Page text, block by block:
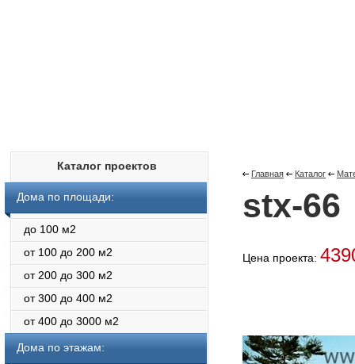
Каталог проектов
Дома по площади:
до 100 м2
от 100 до 200 м2
от 200 до 300 м2
от 300 до 400 м2
от 400 до 3000 м2
Дома по этажам:
Главная Каталог
stx-66
Цена проекта: